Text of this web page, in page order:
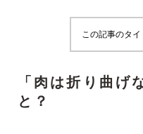
この記事のタ
「肉は折り曲げ
と？